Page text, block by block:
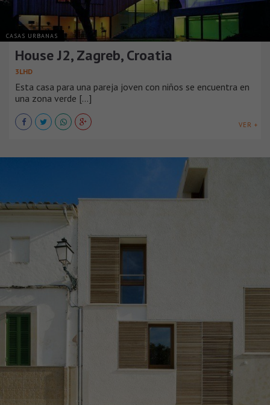
CASAS URBANAS
House J2, Zagreb, Croatia
3LHD
Esta casa para una pareja joven con niños se encuentra en
una zona verde [...]
VER +